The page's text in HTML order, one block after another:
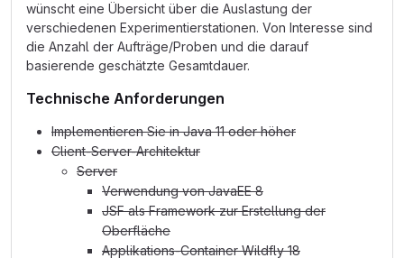
wünscht eine Übersicht über die Auslastung der
verschiedenen Experimentierstationen. Von Interesse sind
die Anzahl der Aufträge/Proben und die darauf
basierende geschätzte Gesamtdauer.
Technische Anforderungen
Implementieren Sie in Java 11 oder höher
Client-Server-Architektur
Server
Verwendung von JavaEE 8
JSF als Framework zur Erstellung der
Oberfläche
Applikations-Container Wildfly 18